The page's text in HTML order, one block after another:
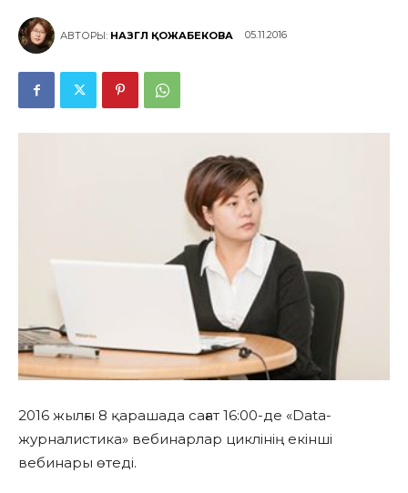
АВТОРЫ: НАЗГҮЛ ҚОЖАБЕКОВА 05.11.2016
2016 жылғы 8 қарашада сағат 16:00-де «Data-
журналистика» вебинарлар циклінің екінші
вебинары өтеді.